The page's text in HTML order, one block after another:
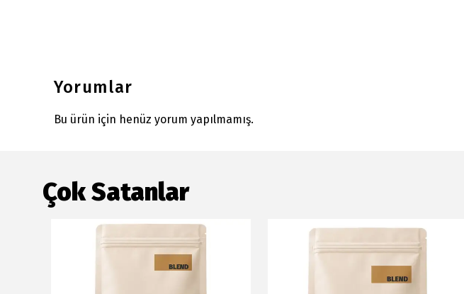
Yorumlar
Bu ürün için henüz yorum yapılmamış.
Çok Satanlar